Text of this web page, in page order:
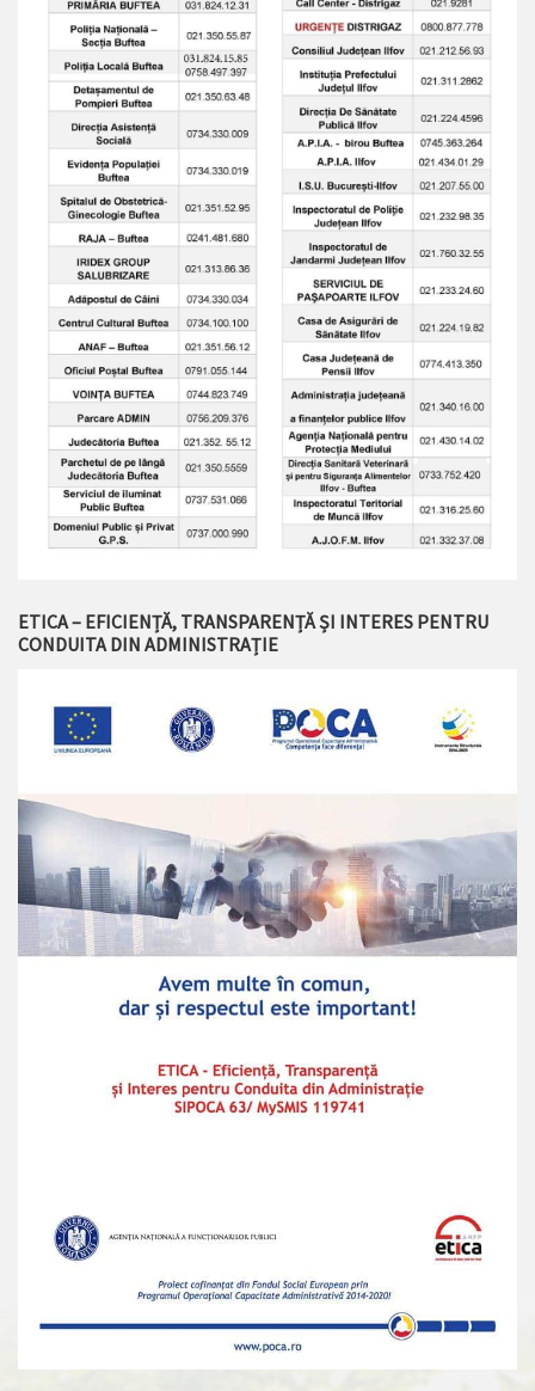
ETICA – EFICIENȚĂ, TRANSPARENȚĂ ȘI INTERES PENTRU
CONDUITA DIN ADMINISTRAȚIE